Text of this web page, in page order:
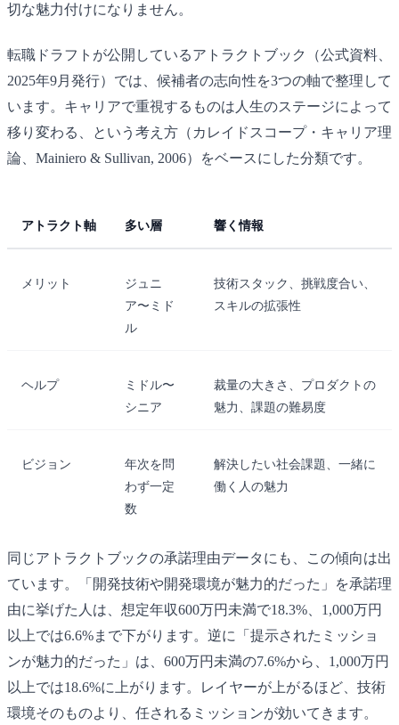
切な魅力付けになりません。
転職ドラフトが公開しているアトラクトブック（公式資料、
2025年9月発行）では、候補者の志向性を3つの軸で整理して
います。キャリアで重視するものは人生のステージによって
移り変わる、という考え方（カレイドスコープ・キャリア理
論、Mainiero & Sullivan, 2006）をベースにした分類です。
アトラクト軸 多い層 響く情報
メリット
ジュニ
ア〜ミド
ル
技術スタック、挑戦度合い、
スキルの拡張性
ヘルプ
ミドル〜
シニア
裁量の大きさ、プロダクトの
魅力、課題の難易度
ビジョン
年次を問
わず一定
数
解決したい社会課題、一緒に
働く人の魅力
同じアトラクトブックの承諾理由データにも、この傾向は出
ています。「開発技術や開発環境が魅力的だった」を承諾理
由に挙げた人は、想定年収600万円未満で18.3%、1,000万円
以上では6.6%まで下がります。逆に「提示されたミッショ
ンが魅力的だった」は、600万円未満の7.6%から、1,000万円
以上では18.6%に上がります。レイヤーが上がるほど、技術
環境そのものより、任されるミッションが効いてきます。